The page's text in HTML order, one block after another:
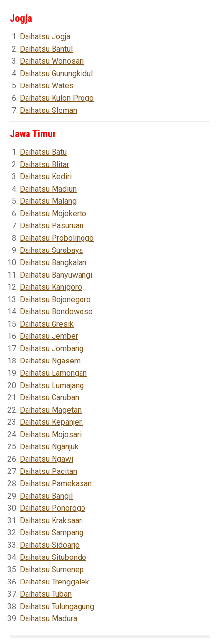
Jogja
Daihatsu Jogja
Daihatsu Bantul
Daihatsu Wonosari
Daihatsu Gunungkidul
Daihatsu Wates
Daihatsu Kulon Progo
Daihatsu Sleman
Jawa Timur
Daihatsu Batu
Daihatsu Blitar
Daihatsu Kediri
Daihatsu Madiun
Daihatsu Malang
Daihatsu Mojokerto
Daihatsu Pasuruan
Daihatsu Probolinggo
Daihatsu Surabaya
Daihatsu Bangkalan
Daihatsu Banyuwangi
Daihatsu Kanigoro
Daihatsu Bojonegoro
Daihatsu Bondowoso
Daihatsu Gresik
Daihatsu Jember
Daihatsu Jombang
Daihatsu Ngasem
Daihatsu Lamongan
Daihatsu Lumajang
Daihatsu Caruban
Daihatsu Magetan
Daihatsu Kepanjen
Daihatsu Mojosari
Daihatsu Nganjuk
Daihatsu Ngawi
Daihatsu Pacitan
Daihatsu Pamekasan
Daihatsu Bangil
Daihatsu Ponorogo
Daihatsu Kraksaan
Daihatsu Sampang
Daihatsu Sidoarjo
Daihatsu Situbondo
Daihatsu Sumenep
Daihatsu Trenggalek
Daihatsu Tuban
Daihatsu Tulungagung
Daihatsu Madura